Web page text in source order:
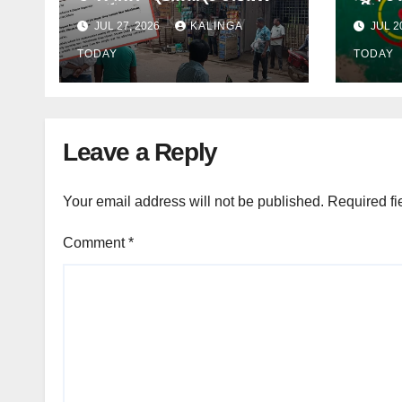
ପାଇଁ ଜିଲ୍ଲା ପ୍ରଶାସନକୁ
ଦାବି କଲେ ଅନିଲ
JUL 27, 2026 KALINGA
TODAY
ଓ
ଜେଲ
JUL
TODAY
Leave a Reply
Your email address will not be published. Required
Comment*